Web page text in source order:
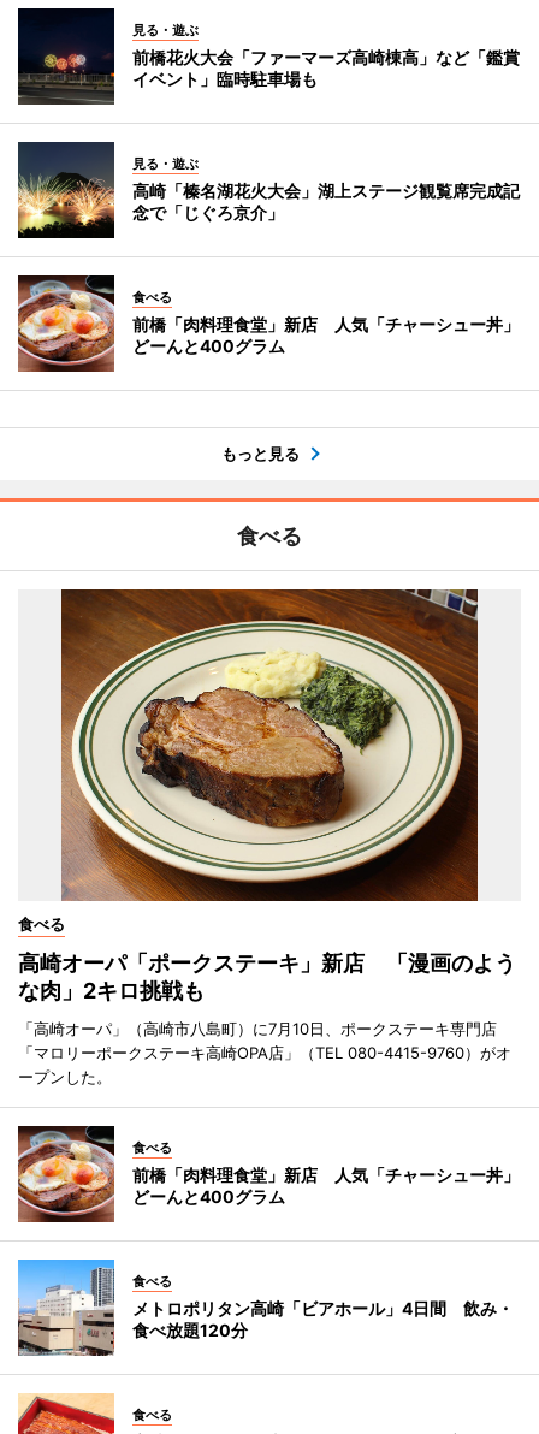
見る・遊ぶ
前橋花火大会「ファーマーズ高崎棟高」など「鑑賞
イベント」臨時駐車場も
見る・遊ぶ
高崎「榛名湖花火大会」湖上ステージ観覧席完成記
念で「じぐろ京介」
食べる
前橋「肉料理食堂」新店 人気「チャーシュー丼」
どーんと400グラム
もっと見る
食べる
食べる
高崎オーパ「ポークステーキ」新店 「漫画のよう
な肉」2キロ挑戦も
「高崎オーパ」（高崎市八島町）に7月10日、ポークステーキ専門店
「マロリーポークステーキ高崎OPA店」（TEL 080-4415-9760）がオ
ープンした。
食べる
前橋「肉料理食堂」新店 人気「チャーシュー丼」
どーんと400グラム
食べる
メトロポリタン高崎「ビアホール」4日間 飲み・
食べ放題120分
食べる